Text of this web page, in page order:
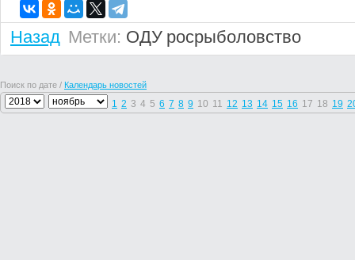
Назад Метки: ОДУ росрыболовство
Поиск по дате / Календарь новостей
1 2 3 4 5 6 7 8 9 10 11 12 13 14 15 16 17 18 19